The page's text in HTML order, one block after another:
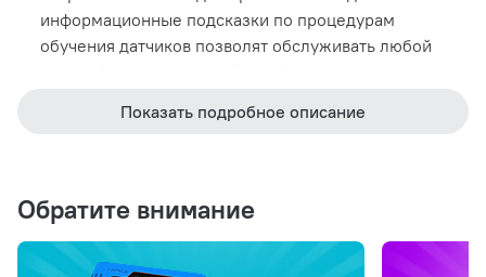
информационные подсказки по процедурам
обучения датчиков позволят обслуживать любой
Schrader
Показать подробное описание
Обратите внимание